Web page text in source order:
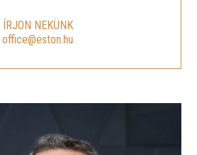
ÍRJON NEKÜNK
office@eston.hu